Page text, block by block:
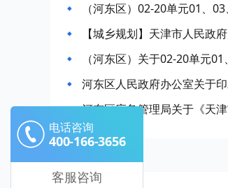
（河东区）02-20单元01、
（河东区）关于02-20单元
河东区人民政府办公室关于
河东区应急管理局关于《天
电话咨询
400-166-3656
客服咨询